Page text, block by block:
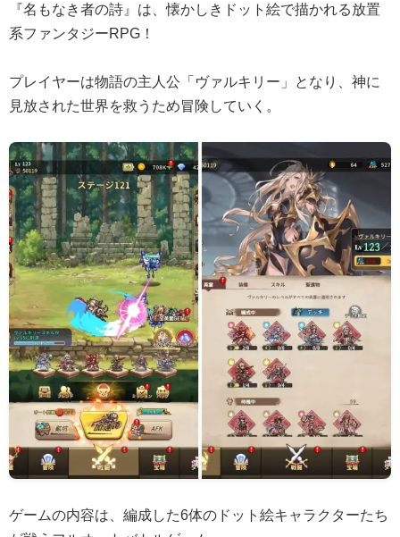
『名もなき者の詩』は、懐かしきドット絵で描かれる放置
系ファンタジーRPG！
プレイヤーは物語の主人公「ヴァルキリー」となり、神に
見放された世界を救うため冒険していく。
ゲームの内容は、編成した6体のドット絵キャラクターたち